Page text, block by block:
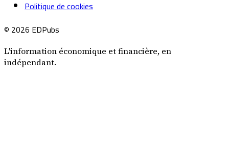
Politique de cookies
© 2026 EDPubs
L'information économique et financière, en
indépendant.